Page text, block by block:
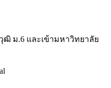
ฒิ ม.6 และเข้ามหาวิทยาลัย